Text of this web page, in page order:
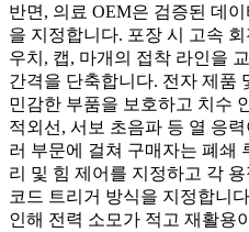
반면, 의료 OEM은 검증된 데
을 지정합니다. 포장 시 고속
우치, 캡, 마개의 접착 라인을
간격을 단축합니다. 전자 제품
민감한 부품을 보호하고 치수
적외선, 서보 초음파 등 열 응
러 부문에 걸쳐 구매자는 폐쇄
리 및 힘 제어를 지정하고 각
코드 트리거 방식을 지정합니
인해 전력 소모가 적고 재활용